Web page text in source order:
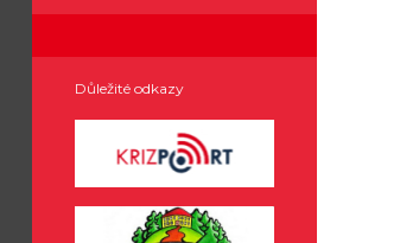
Důležité odkazy